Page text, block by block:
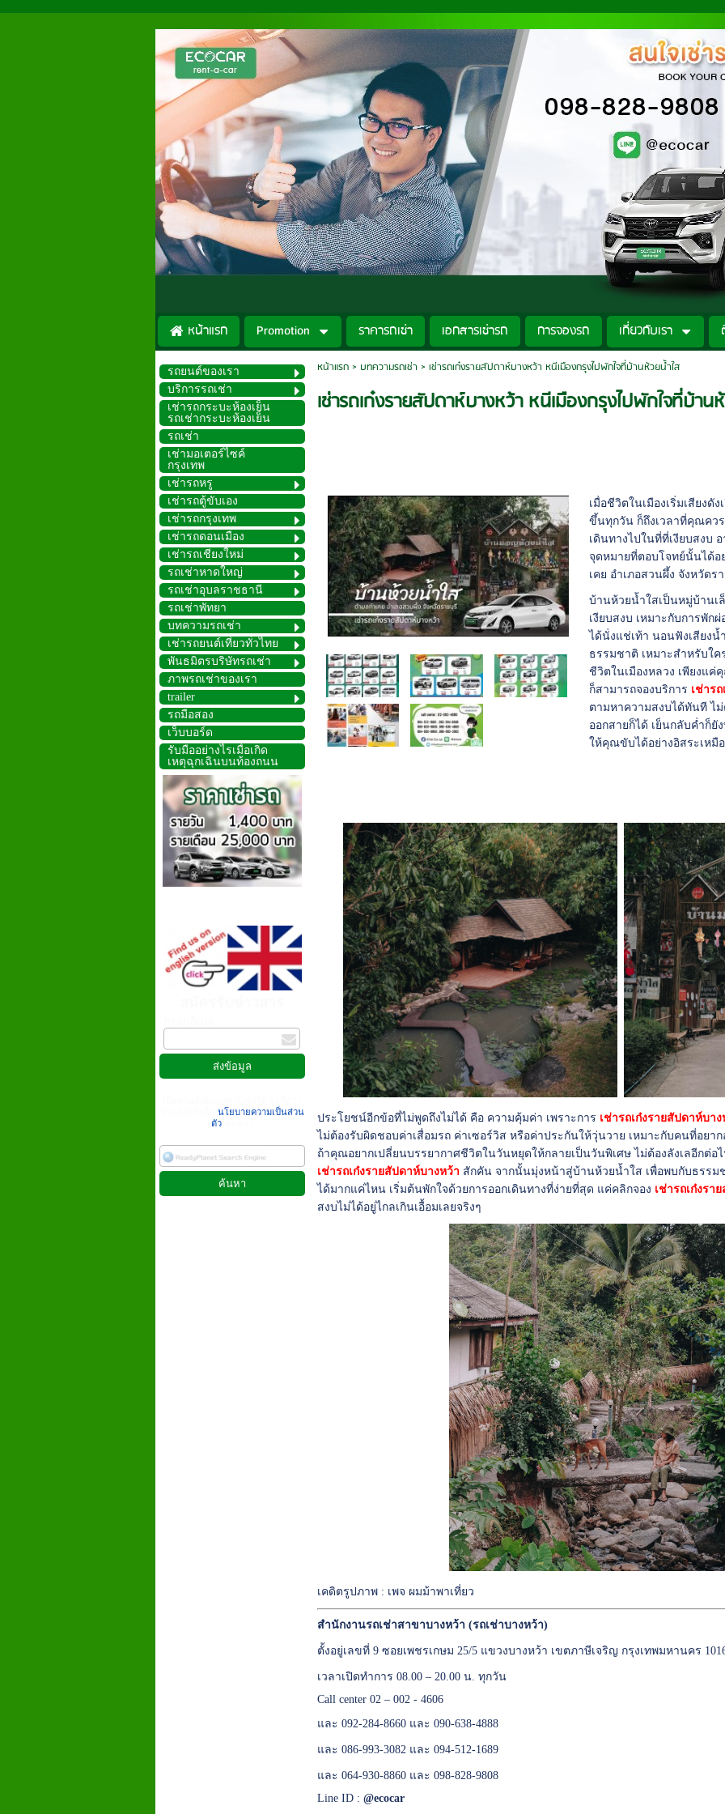
หน้าแรก Promotion ราคารถเช่า เอกสารเช่ารถ การจองรถ เกี่ยวกับเรา
รถยนต์ของเรา
บริการรถเช่า
เช่ารถกระบะห้องเย็น
รถเช่ากระบะห้องเย็น
รถเช่า
เช่ามอเตอร์ไซค์
กรุงเทพ
เช่ารถหรู
เช่ารถตู้ขับเอง
เช่ารถกรุงเทพ
เช่ารถดอนเมือง
เช่ารถเชียงใหม่
รถเช่าหาดใหญ่
รถเช่าอุบลราชธานี
รถเช่าพัทยา
บทความรถเช่า
เช่ารถยนต์เที่ยวทั่วไทย
พันธมิตรบริษัทรถเช่า
ภาพรถเช่าของเรา
trailer
รถมือสอง
เว็บบอร์ด
รับมืออย่างไรเมื่อเกิด
เหตุฉุกเฉินบนท้องถนน
นโยบายความเป็นส่วน
ตัว
หน้าแรก> บทความรถเช่า > เช่ารถเก๋งรายสัปดาห์บางหว้า หนีเมืองกรุงไปพักใจที่บ้านห้วยน้ำใส
เช่ารถเก๋งรายสัปดาห์บางหว้า หนีเมืองกรุงไปพักใจที่บ้าน
เมื่อชีวิตในเมืองเริ่มเสียงดั
ขึ้นทุกวัน ก็ถึงเวลาที่คุณควร
เดินทางไปในที่ที่เงียบสงบ
จุดหมายที่ตอบโจทย์นั้นได้อ
เคย อำเภอสวนผึ้ง จังหวัดร
บ้านห้วยน้ำใสเป็นหมู่บ้านเ
เงียบสงบ เหมาะกับการพัก
ได้นั่งแช่เท้า นอนฟังเสียงน้
ธรรมชาติ เหมาะสำหรับใ
ชีวิตในเมืองหลวง เพียงแ
ก็สามารถจองบริการ เช่าร
ตามหาความสงบได้ทันที ไม่
ออกสายก็ได้ เย็นกลับค่ำก็ยั
ให้คุณขับได้อย่างอิสระเหมื
ประโยชน์อีกข้อที่ไม่พูดถึงไม่ได้ คือ ความคุ้มค่า เพราะการ เช่ารถเก๋งรายสัปดาห์บา
ไม่ต้องรับผิดชอบค่าเสื่อมรถ ค่าเซอร์วิส หรือค่าประกันให้วุ่นวาย เหมาะกับคนที่อยา
ถ้าคุณอยากเปลี่ยนบรรยากาศชีวิตในวันหยุดให้กลายเป็นวันพิเศษ ไม่ต้องลังเลอีกต่อ
เช่ารถเก๋งรายสัปดาห์บางหว้า สักคัน จากนั้นมุ่งหน้าสู่บ้านห้วยน้ำใส เพื่อพบกับธรร
ได้มากแค่ไหน เริ่มต้นพักใจด้วยการออกเดินทางที่ง่ายที่สุด แค่คลิกจอง เช่ารถเก๋งรา
สงบไม่ได้อยู่ไกลเกินเอื้อมเลยจริงๆ
เคดิตรูปภาพ : เพจ ผมม้าพาเที่ยว
สำนักงานรถเช่าสาขาบางหว้า (รถเช่าบางหว้า)
ตั้งอยู่เลขที่ 9 ซอยเพชรเกษม 25/5 แขวงบางหว้า เขตภาษีเจริญ กรุงเทพมหานคร
เวลาเปิดทำการ 08.00 – 20.00 น. ทุกวัน
Call center 02 – 002 - 4606
และ 092-284-8660 และ 090-638-4888
และ 086-993-3082 และ 094-512-1689
และ 064-930-8860 และ 098-828-9808
Line ID :@ecocar